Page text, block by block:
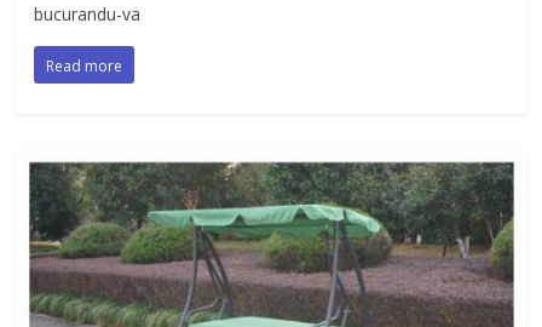
bucurandu-va
Read more